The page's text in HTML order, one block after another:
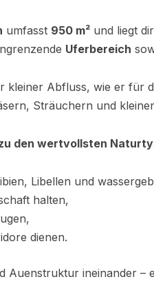
umfasst 950 m² und liegt
Uferbereich
kleiner Abfluss, wie er für
Sträuchern und
den wertvollsten
Libellen und
halten,
dienen.
Auenstruktur ineinander –